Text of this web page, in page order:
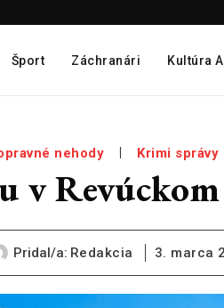
Šport Záchranári Kultúra
nehody Krimi správy
v
Pridal/a: Redakcia 3. marca